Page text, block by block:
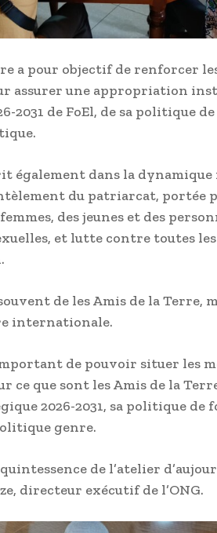
a pour objectif de renforcer
assurer une appropriation
2031 de FoEl, de sa politique
également dans la
du patriarcat, portée
des jeunes et des
et lutte contre toutes
de les Amis de la Terre,
internationale.
de pouvoir situer les
ce que sont les Amis de la
2026-2031, sa politique
genre.
de l’atelier
directeur exécutif de l’ONG.